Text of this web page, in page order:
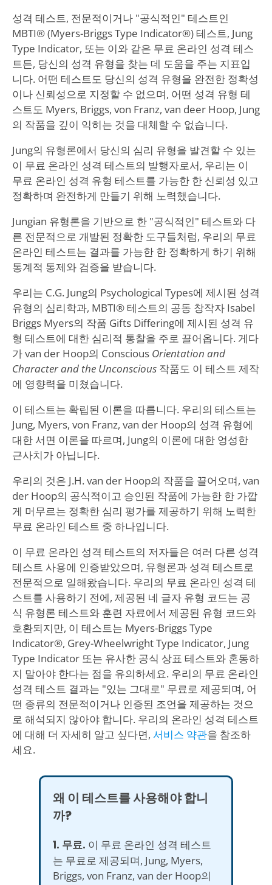
성격 테스트, 전문적이거나 "공식적인" 테스트인
MBTI® (Myers-Briggs Type Indicator®) 테스트, Jung
Type Indicator, 또는 이와 같은 무료 온라인 성격 테스
트든, 당신의 성격 유형을 찾는 데 도움을 주는 지표입
니다. 어떤 테스트도 당신의 성격 유형을 완전한 정확성
이나 신뢰성으로 지정할 수 없으며, 어떤 성격 유형 테
스트도 Myers, Briggs, von Franz, van deer Hoop, Jung
의 작품을 깊이 익히는 것을 대체할 수 없습니다.
Jung의 유형론에서 당신의 심리 유형을 발견할 수 있는
이 무료 온라인 성격 테스트의 발행자로서, 우리는 이
무료 온라인 성격 유형 테스트를 가능한 한 신뢰성 있고
정확하며 완전하게 만들기 위해 노력했습니다.
Jungian 유형론을 기반으로 한 "공식적인" 테스트와 다
른 전문적으로 개발된 정확한 도구들처럼, 우리의 무료
온라인 테스트는 결과를 가능한 한 정확하게 하기 위해
통계적 통제와 검증을 받습니다.
우리는 C.G. Jung의 Psychological Types에 제시된 성격
유형의 심리학과, MBTI® 테스트의 공동 창작자 Isabel
Briggs Myers의 작품 Gifts Differing에 제시된 성격 유
형 테스트에 대한 심리적 통찰을 주로 끌어옵니다. 게다
가 van der Hoop의 Conscious Orientation and
Character and the Unconscious작품도 이 테스트 제작
에 영향력을 미쳤습니다.
이 테스트는 확립된 이론을 따릅니다. 우리의 테스트는
Jung, Myers, von Franz, van der Hoop의 성격 유형에
대한 서면 이론을 따르며, Jung의 이론에 대한 엉성한
근사치가 아닙니다.
우리의 것은 J.H. van der Hoop의 작품을 끌어오며, van
der Hoop의 공식적이고 승인된 작품에 가능한 한 가깝
게 머무르는 정확한 심리 평가를 제공하기 위해 노력한
무료 온라인 테스트 중 하나입니다.
이 무료 온라인 성격 테스트의 저자들은 여러 다른 성격
테스트 사용에 인증받았으며, 유형론과 성격 테스트로
전문적으로 일해왔습니다. 우리의 무료 온라인 성격 테
스트를 사용하기 전에, 제공된 네 글자 유형 코드는 공
식 유형론 테스트와 훈련 자료에서 제공된 유형 코드와
호환되지만, 이 테스트는 Myers-Briggs Type
Indicator®, Grey-Wheelwright Type Indicator, Jung
Type Indicator 또는 유사한 공식 상표 테스트와 혼동하
지 말아야 한다는 점을 유의하세요. 우리의 무료 온라인
성격 테스트 결과는 "있는 그대로" 무료로 제공되며, 어
떤 종류의 전문적이거나 인증된 조언을 제공하는 것으
로 해석되지 않아야 합니다. 우리의 온라인 성격 테스트
에 대해 더 자세히 알고 싶다면, 서비스 약관을 참조하
세요.
왜 이 테스트를 사용해야 합니
까?
1. 무료. 이 무료 온라인 성격 테스트
는 무료로 제공되며, Jung, Myers,
Briggs, von Franz, van der Hoop의